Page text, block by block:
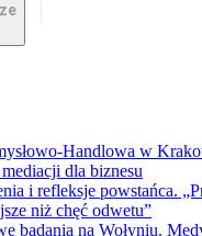
Handlowa w
dla biznesu
i refleksje powstańca.
niż chęć odwetu”
badania na Wołyniu.